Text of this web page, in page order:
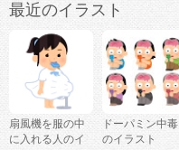
最近のイラスト
扇風機を服の中
に入れる人のイ
ドーパミン中毒
のイラスト